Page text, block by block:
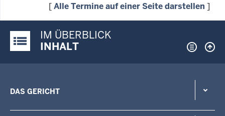
[Alle Termine auf einer Seite darstellen ]
Justiz-Portal im Überblick:
IM ÜBERBLICK
INHALT
DAS GERICHT